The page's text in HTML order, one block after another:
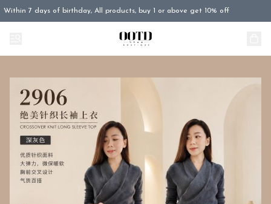
Within 7 days of birthday, All products, buy 1 or above get 10% off